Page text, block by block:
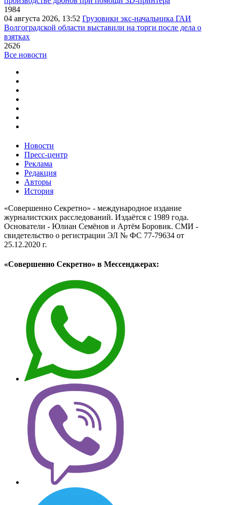
1984
04 августа 2026, 13:52 Грузовики экс-начальника ГАИ
Волгоградской области выставили на торги после дела о
взятках
2626
Все новости
Новости
Пресс-центр
Реклама
Редакция
Авторы
История
«Совершенно Секретно» - международное издание
журналистских расследований. Издаётся с 1989 года.
Основатели - Юлиан Семёнов и Артём Боровик. CМИ -
свидетельство о регистрации ЭЛ № ФС 77-79634 от
25.12.2020 г.
«Совершенно Секретно» в Мессенджерах: